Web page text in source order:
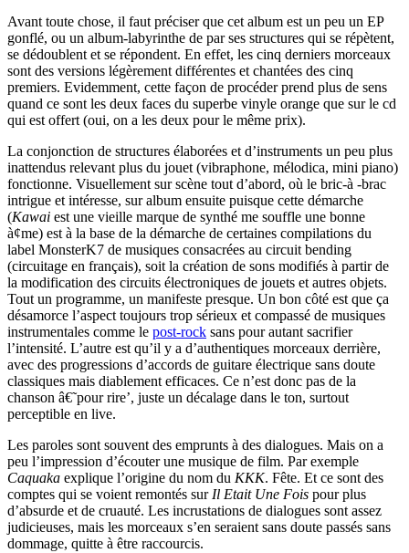
Avant toute chose, il faut préciser que cet album est un peu un EP
gonflé, ou un album-labyrinthe de par ses structures qui se répètent,
se dédoublent et se répondent. En effet, les cinq derniers morceaux
sont des versions légèrement différentes et chantées des cinq
premiers. Evidemment, cette façon de procéder prend plus de sens
quand ce sont les deux faces du superbe vinyle orange que sur le cd
qui est offert (oui, on a les deux pour le même prix).
La conjonction de structures élaborées et d’instruments un peu plus
inattendus relevant plus du jouet (vibraphone, mélodica, mini piano)
fonctionne. Visuellement sur scène tout d’abord, où le bric-à -brac
intrigue et intéresse, sur album ensuite puisque cette démarche
(Kawai est une vieille marque de synthé me souffle une bonne
à¢me) est à la base de la démarche de certaines compilations du
label MonsterK7 de musiques consacrées au circuit bending
(circuitage en français), soit la création de sons modifiés à partir de
la modification des circuits électroniques de jouets et autres objets.
Tout un programme, un manifeste presque. Un bon côté est que ça
désamorce l’aspect toujours trop sérieux et compassé de musiques
instrumentales comme le post-rock sans pour autant sacrifier
l’intensité. L’autre est qu’il y a d’authentiques morceaux derrière,
avec des progressions d’accords de guitare électrique sans doute
classiques mais diablement efficaces. Ce n’est donc pas de la
chanson â€˜pour rire’, juste un décalage dans le ton, surtout
perceptible en live.
Les paroles sont souvent des emprunts à des dialogues. Mais on a
peu l’impression d’écouter une musique de film. Par exemple
Caquaka explique l’origine du nom du KKK. Fête. Et ce sont des
comptes qui se voient remontés surIl Etait Une Fois pour plus
d’absurde et de cruauté. Les incrustations de dialogues sont assez
judicieuses, mais les morceaux s’en seraient sans doute passés sans
dommage, quitte à être raccourcis.